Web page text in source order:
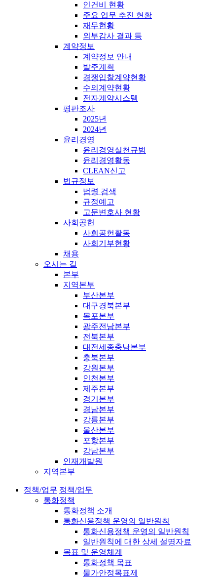
인건비 현황
주요 업무 추진 현황
재무현황
외부감사 결과 등
계약정보
계약정보 안내
발주계획
경쟁입찰계약현황
수의계약현황
전자계약시스템
평판조사
2025년
2024년
윤리경영
윤리경영실천규범
윤리경영활동
CLEAN신고
법규정보
법령 검색
규정예고
고문변호사 현황
사회공헌
사회공헌활동
사회기부현황
채용
오시는 길
본부
지역본부
부산본부
대구경북본부
목포본부
광주전남본부
전북본부
대전세종충남본부
충북본부
강원본부
인천본부
제주본부
경기본부
경남본부
강릉본부
울산본부
포항본부
강남본부
인재개발원
지역본부
정책/업무 정책/업무
통화정책
통화정책 소개
통화신용정책 운영의 일반원칙
통화신용정책 운영의 일반원칙
일반원칙에 대한 상세 설명자료
목표 및 운영체계
통화정책 목표
물가안정목표제